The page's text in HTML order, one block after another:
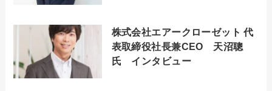
株式会社エアークローゼット 代
表取締役社長兼CEO 天沼聰
氏 インタビュー